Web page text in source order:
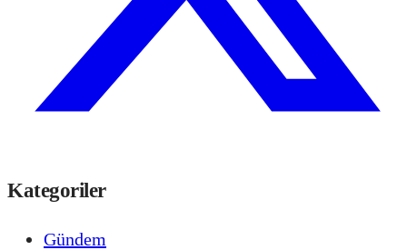
Kategoriler
Gündem